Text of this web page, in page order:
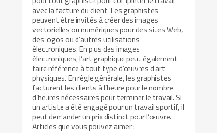
avec la facture du client. Les graphistes
peuvent être invités à créer des images
vectorielles ou numériques pour des sites Web,
des logos ou d’autres utilisations
électroniques. En plus des images
électroniques, l’art graphique peut également
faire référence à tout type d’œuvres d’art
physiques. En règle générale, les graphistes
facturent les clients à l’heure pour le nombre
d’heures nécessaires pour terminer le travail. Si
un artiste a été engagé pour un travail sportif, il
peut demander un prix distinct pour l’œuvre.
Articles que vous pouvez aimer :